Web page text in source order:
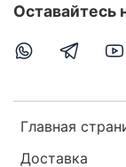
Главная
Доставка
Оставайтесь